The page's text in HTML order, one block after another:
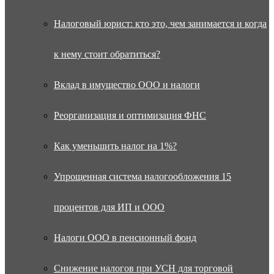
Налоговый юрист: кто это, чем занимается и когда
к нему стоит обратиться?
Вклад в имущество ООО и налоги
Реорганизация и оптимизация ФНС
Как уменьшить налог на 1%?
Упрощенная система налогообложения 15
процентов для ИП и ООО
Налоги ООО в пенсионный фонд
Снижение налогов при УСН для торговой